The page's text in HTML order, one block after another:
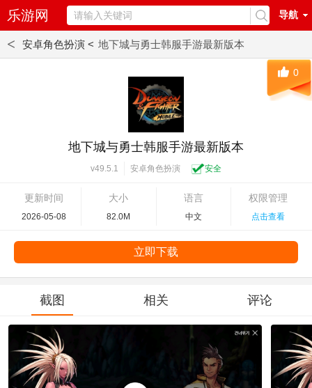
乐游网 导航
< 安卓角色扮演 < 地下城与勇士韩服手游最新版本
地下城与勇士韩服手游最新版本
v49.5.1 安卓角色扮演 安全
更新时间
2026-05-08
大小
82.0M
语言
中文
权限管理
点击查看
0
立即下载
截图 相关 评论